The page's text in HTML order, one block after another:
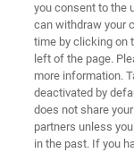
联系我们
you consent to the
can withdraw your
time by clicking on
left of the page.
more information.
deactivated by
does not share
partners unless
in the past. If you